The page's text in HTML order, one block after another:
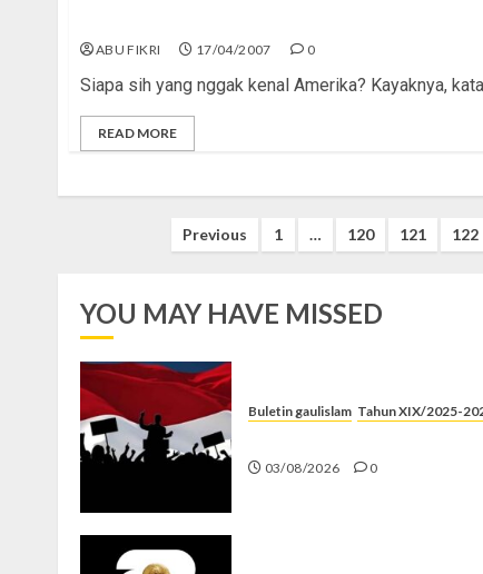
ABU FIKRI 17/04/2007 0
Siapa sih yang nggak kenal Amerika? Kayaknya,
READ MORE
Previous 1 … 120 121 122
YOU MAY HAVE MISSED
Buletin gaulislam Tahun XIX/2025-
03/08/2026 0